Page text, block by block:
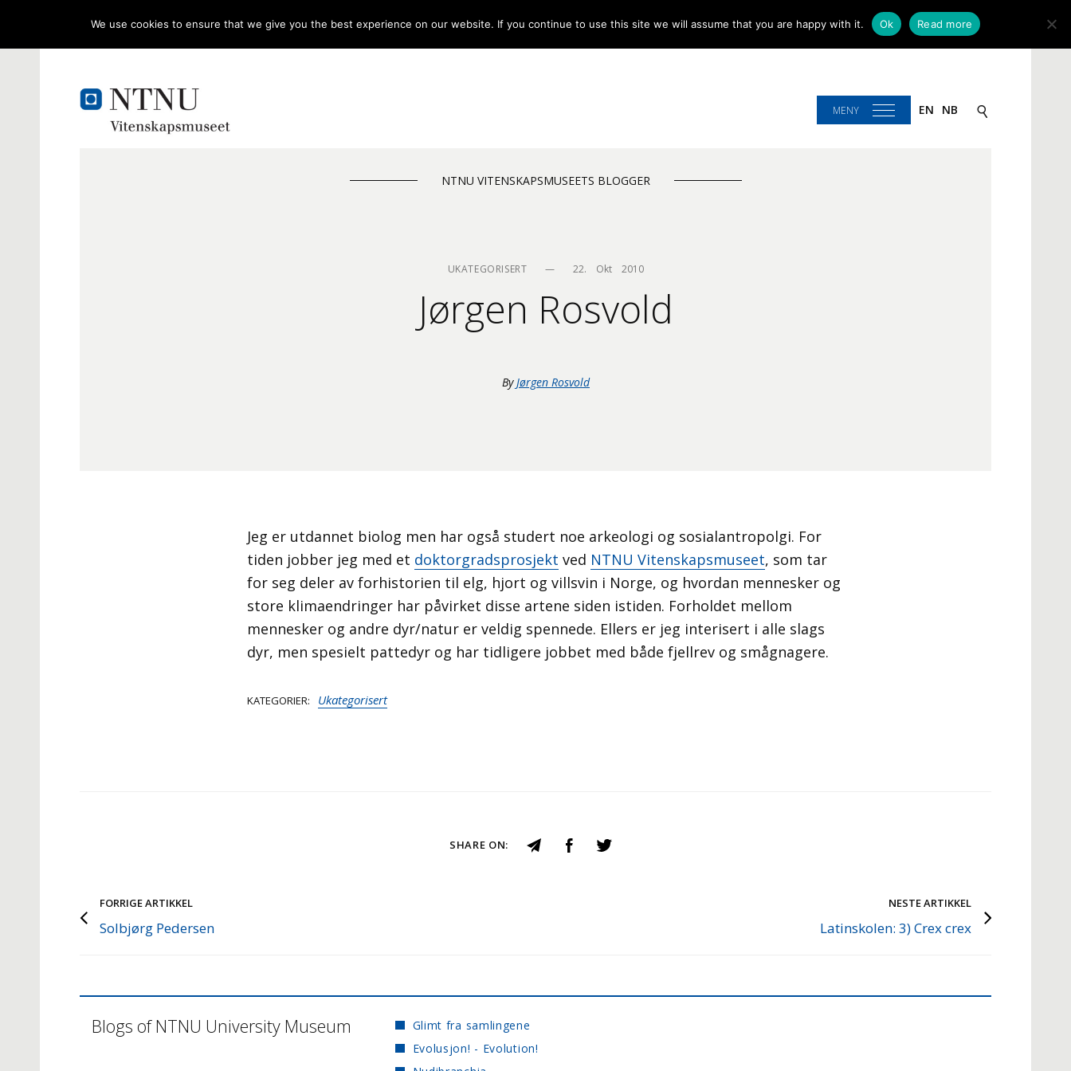
MENY EN NB
NTNU VITENSKAPSMUSEETS BLOGGER
UKATEGORISERT — 22.    Okt    2010
Jørgen Rosvold
By Jørgen Rosvold
Jeg er utdannet biolog men har også studert noe arkeologi og sosialantropolgi. For
tiden jobber jeg med et doktorgradsprosjekt ved NTNU Vitenskapsmuseet, som tar
for seg deler av forhistorien til elg, hjort og villsvin i Norge, og hvordan mennesker og
store klimaendringer har påvirket disse artene siden istiden. Forholdet mellom
mennesker og andre dyr/natur er veldig spennede. Ellers er jeg interisert i alle slags
dyr, men spesielt pattedyr og har tidligere jobbet med både fjellrev og smågnagere.
KATEGORIER Ukategorisert
SHARE ON:
FORRIGE ARTIKKEL
Solbjørg Pedersen
NESTE ARTIKKEL
Latinskolen: 3) Crex crex
Blogs of NTNU University Museum
Glimt fra samlingene
Evolusjon! - Evolution!
We use cookies to ensure that we give you the best experience on our website. If you continue to use this site we will assume that you are happy with it. Ok Read more